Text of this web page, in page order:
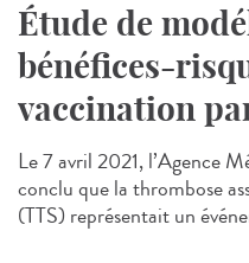
Étude de
bénéfices-
vaccination
Le 7 avril 2021, l’Agence
conclu que la thrombose
(TTS) représentait un